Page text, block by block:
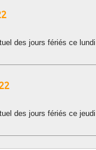
des jours fériés ce
des jours fériés ce